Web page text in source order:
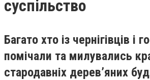
суспільство
Багато хто із чернігівців і
помічали та милувались
стародавніх дерев’яних